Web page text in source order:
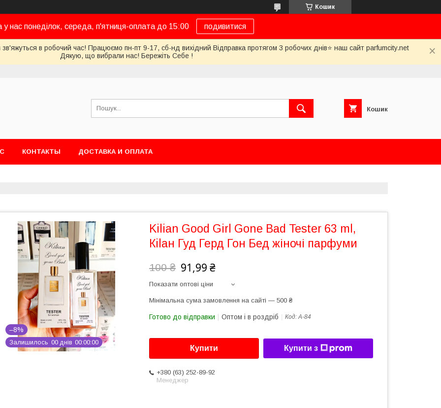
Кошик
у нас понеділок, середа, п'ятниця-оплата до 15:00 подивитися
в робочий час! Працюємо пн-пт 9-17, сб-нд вихідний Відправка протягом 3 робочих днів⭐ наш сайт parfumcity.net
Дякую, що вибрали нас! Бережіть Себе !
Кошик
КОНТАКТЫ ДОСТАВКА И ОПЛАТА
–8%
Залишилось 00 днів 00 00 00
Kilian Good Girl Gone Bad Tester 63 ml,
Кilан Гуд Герд Гон Бед жіночі парфуми
100 ₴ 91,99 ₴
Показати оптові ціни
Мінімальна сума замовлення на сайті — 500 ₴
Готово до відправки Оптом і в роздріб Код:А-84
Купити Купити з
+380 (63) 252-89-92
Менеджер